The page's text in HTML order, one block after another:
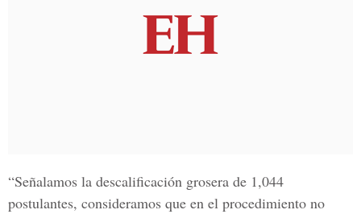
“Señalamos la descalificación grosera de 1,044
postulantes, consideramos que en el procedimiento no